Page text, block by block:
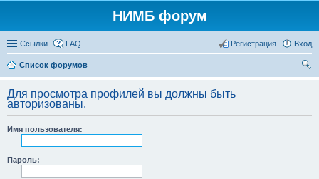
НИМБ форум
Ссылки FAQ Вход
Регистрация
Список форумов
Для просмотра профилей вы должны быть
авторизованы.
Имя пользователя:
Пароль: